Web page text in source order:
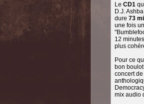
Le CD1
D.J.
dure 73
une fois
12
plus
Pour ce
bon
concert
mix audio